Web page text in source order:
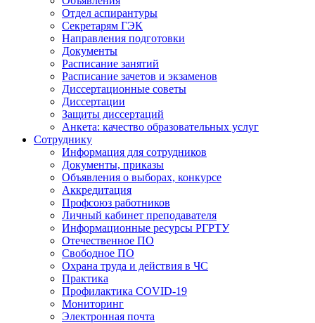
Отдел аспирантуры
Секретарям ГЭК
Направления подготовки
Документы
Расписание занятий
Расписание зачетов и экзаменов
Диссертационные советы
Диссертации
Защиты диссертаций
Анкета: качество образовательных услуг
Сотруднику
Информация для сотрудников
Документы, приказы
Объявления о выборах, конкурсе
Аккредитация
Профсоюз работников
Личный кабинет преподавателя
Информационные ресурсы РГРТУ
Отечественное ПО
Свободное ПО
Охрана труда и действия в ЧС
Практика
Профилактика COVID-19
Мониторинг
Электронная почта